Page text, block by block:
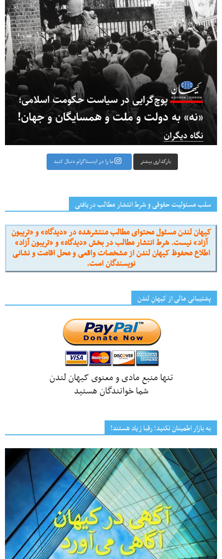
بارگذاری بیشتر ما را در اینستاگرام دنبال کنید
سلب مسئولیت حقوقی و شرط انتشار مطالب دریافتی
کیهان لندن مسئول محتوای مطالب منتشرشده در «دیدگاه» و «تریبون
آزاد» نیست. شرط انتشار مطالب در بخش «دیدگاه» و «تریبون آزاد»
اطلاع محفوظ کیهان لندن از مشخصات واقعی و محل اقامت و نشانی
نویسندگان است.
پشتیبانی مالی از کیهانِ لندن
تنها منبع مادی و معنوی کیهان لندن
شما خوانندگان هستید
به بازار اطمینان نکنید؛ رقبا زیاد هستند!